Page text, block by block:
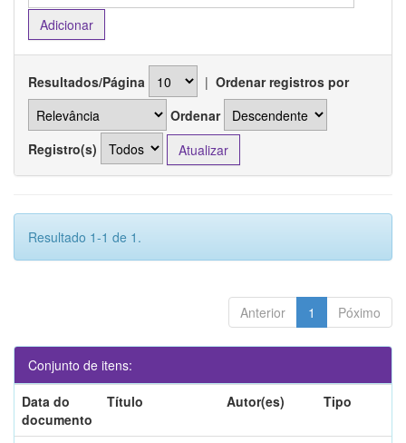
Resultados/Página | Ordenar registros por
Ordenar
Registro(s)
Resultado 1-1 de 1.
Anterior 1 Póximo
Conjunto de itens:
Data do
documento
Título Autor(es) Tipo